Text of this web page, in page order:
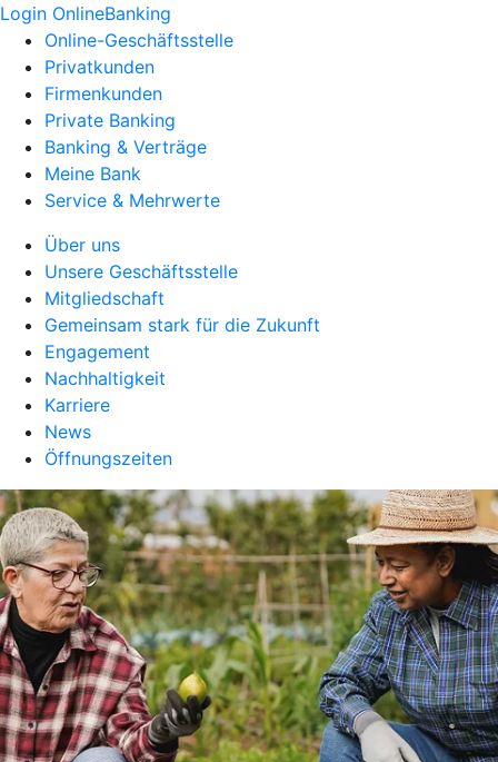
Login OnlineBanking
Online-Geschäftsstelle
Privatkunden
Firmenkunden
Private Banking
Banking & Verträge
Meine Bank
Service & Mehrwerte
Über uns
Unsere Geschäftsstelle
Mitgliedschaft
Gemeinsam stark für die Zukunft
Engagement
Nachhaltigkeit
Karriere
News
Öffnungszeiten